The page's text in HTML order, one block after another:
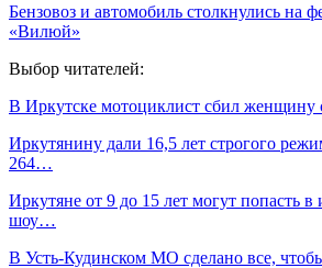
Бензовоз и автомобиль столкнулись на
«Вилюй»
Выбор читателей:
В Иркутске мотоциклист сбил женщину
Иркутянину дали 16,5 лет строгого
264…
Иркутяне от 9 до 15 лет могут попасть в
шоу…
В Усть-Кудинском МО сделано все,